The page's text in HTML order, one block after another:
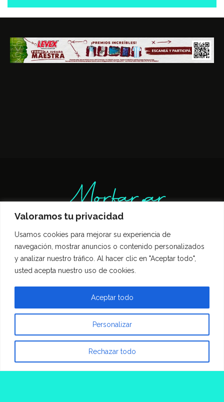
Valoramos tu privacidad
Usamos cookies para mejorar su experiencia de
navegación, mostrar anuncios o contenido personalizados
y analizar nuestro tráfico. Al hacer clic en "Aceptar todo",
usted acepta nuestro uso de cookies.
Personalizar
Rechazar todo
Aceptar todo
Inicio Entrevistas
Guía Gastronómica
Contacto